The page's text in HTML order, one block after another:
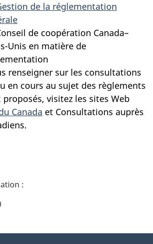
de la réglementation
de coopération Canada–
Unis en matière de
renseigner sur les consultations
en cours au sujet des règlements
proposés, visitez les sites Web
Canada et Consultations auprès